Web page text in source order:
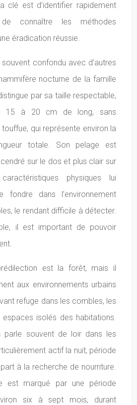
clé est d’identifier rapidement
connaître les méthodes
éradication réussie.
souvent confondu avec d’autres
nocturne de la famille
par sa taille respectable,
15 à 20 cm de long, sans
qui représente environ la
totale. Son pelage est
sur le dos et plus clair sur
physiques lui
fondre dans l’environnement
le rendant difficile à détecter.
il est important de pouvoir
est la forêt, mais il
aux environnements urbains
refuge dans les combles, les
espaces isolés des habitations.
parle souvent de loir dans les
actif la nuit, période
à la recherche de nourriture.
est marqué par une période
six à sept mois, durant